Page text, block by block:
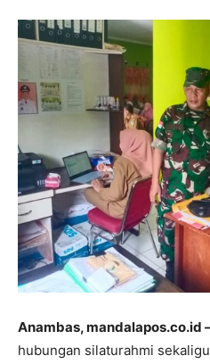
Anambas, mandalapos.co.id
hubungan silaturahmi